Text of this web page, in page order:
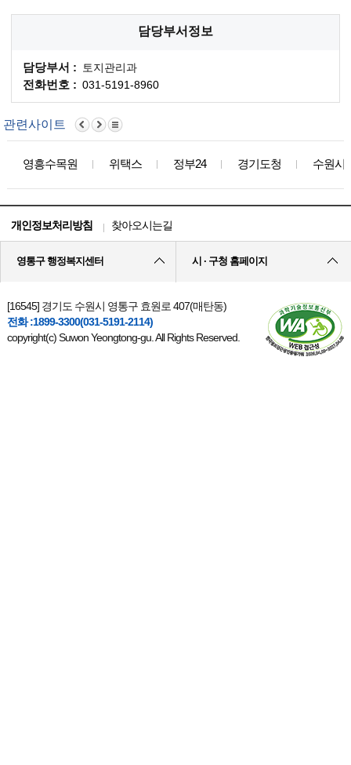
담당부서정보
담당부서 :
토지관리과
전화번호 : 031-5191-8960
관련사이트
영흥수목원 위택스 정부24 경기도청 수원시
개인정보처리방침 찾아오시는길
영통구 행정복지센터 시 · 구청 홈페이지
[16545] 경기도 수원시 영통구 효원로 407(매탄동)
전화 :1899-3300(031-5191-2114)
copyright(c) Suwon Yeongtong-gu. All Rights Reserved.